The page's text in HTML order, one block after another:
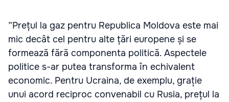
”Prețul la gaz pentru Republica Moldova este mai
mic decât cel pentru alte țări europene și se
formează fără componenta politică. Aspectele
politice s-ar putea transforma în echivalent
economic. Pentru Ucraina, de exemplu, grație
unui acord reciproc convenabil cu Rusia, prețul la